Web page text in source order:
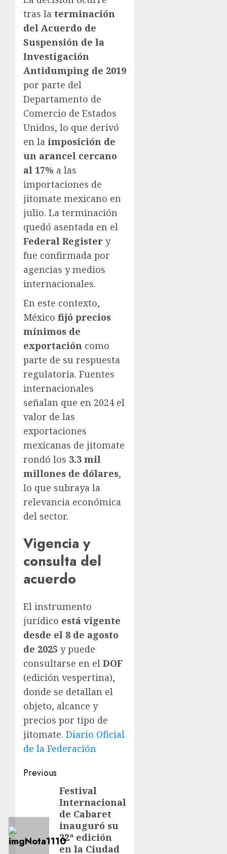
tras la terminación
del Acuerdo de
Suspensión de la
Investigación
Antidumping de 2019
por parte del
Departamento de
Comercio de Estados
Unidos, lo que derivó
en la imposición de
un arancel cercano
al 17% a las
importaciones de
jitomate mexicano en
julio. La terminación
quedó asentada en el
Federal Register y
fue confirmada por
agencias y medios
internacionales.
En este contexto,
México fijó precios
mínimos de
exportación como
parte de su respuesta
regulatoria. Fuentes
internacionales
señalan que en 2024 el
valor de las
exportaciones
mexicanas de jitomate
rondó los 3.3 mil
millones de dólares,
lo que subraya la
relevancia económica
del sector.
Vigencia y
consulta del
acuerdo
El instrumento
jurídico está vigente
desde el 8 de agosto
de 2025 y puede
consultarse en el DOF
(edición vespertina),
donde se detallan el
objeto, alcance y
precios por tipo de
jitomate. Diario Oficial
de la Federación
Previous
Festival
Internacional
de Cabaret
inauguró su
22ª edición
en la Ciudad